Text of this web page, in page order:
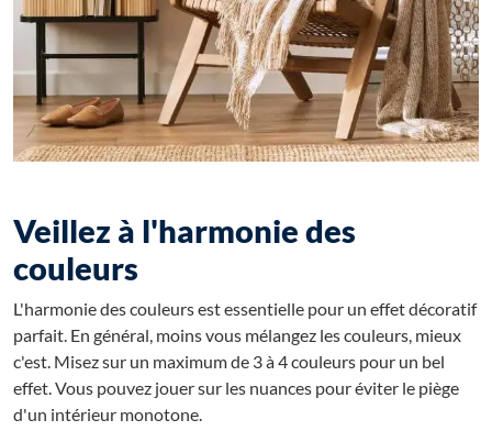
Veillez à l'harmonie des
couleurs
L'harmonie des couleurs est essentielle pour un effet décoratif
parfait. En général, moins vous mélangez les couleurs, mieux
c'est. Misez sur un maximum de 3 à 4 couleurs pour un bel
effet. Vous pouvez jouer sur les nuances pour éviter le piège
d'un intérieur monotone.